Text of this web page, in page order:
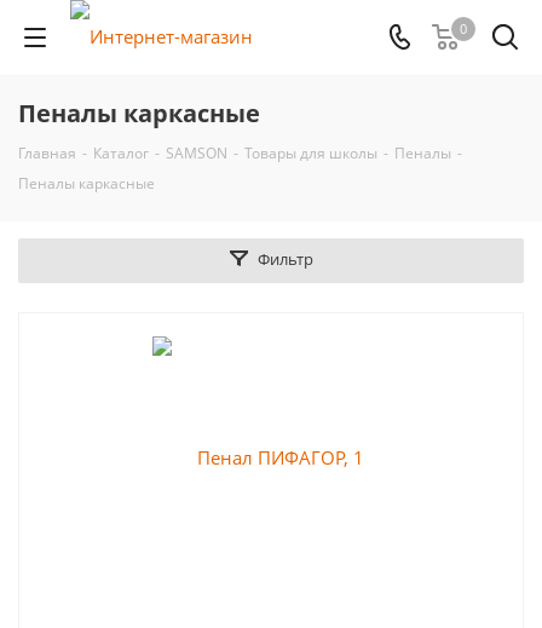
0
Пеналы каркасные
Главная - Каталог - SAMSON - Товары для школы - Пеналы -
Пеналы каркасные
Фильтр